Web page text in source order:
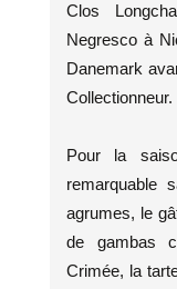
Clos
Negresco à
Danemark
Collectionneur.
Pour la
remarquable
agrumes, le
de gambas
Crimée, la